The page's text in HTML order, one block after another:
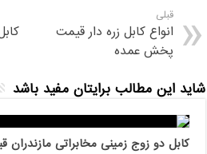
قبلی
انواع کابل زره دار قیمت
پخش عمده
شاید این مطالب برایتان مفید باشد
کابل دو زوج زمینی مخابراتی مازندران